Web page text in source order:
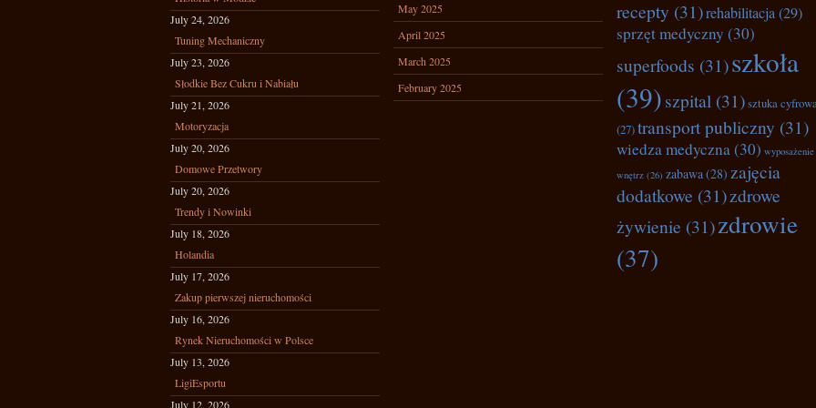
July 24, 2026
Tuning Mechaniczny
July 23, 2026
Słodkie Bez Cukru i Nabiału
July 21, 2026
Motoryzacja
July 20, 2026
Domowe Przetwory
July 20, 2026
Trendy i Nowinki
July 18, 2026
Holandia
July 17, 2026
Zakup pierwszej nieruchomości
July 16, 2026
Rynek Nieruchomości w Polsce
July 13, 2026
LigiEsportu
July 12, 2026
May 2025
April 2025
March 2025
February 2025
recepty (31)rehabilitacja(29)
sprzęt medyczny (30)
superfoods (31)szkoła
(39)szpital (31)sztuka
(27)transport publiczny (31)
wiedza medyczna(30) wyposażenie
wnętrz (26) zabawa(28) zajęcia
dodatkowe (31)zdrowe
żywienie (31)zdrowie
(37)